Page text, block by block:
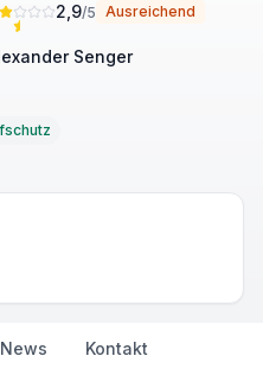
2,9/5 Ausreichend
Senger
News Kontakt